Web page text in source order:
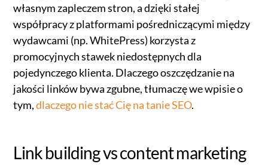
własnym zapleczem stron, a dzięki stałej
współpracy z platformami pośredniczącymi między
wydawcami (np. WhitePress) korzysta z
promocyjnych stawek niedostępnych dla
pojedynczego klienta. Dlaczego oszczędzanie na
jakości linków bywa zgubne, tłumaczę we wpisie o
tym,dlaczego nie stać Cię na tanie SEO.
Link building vs content marketing